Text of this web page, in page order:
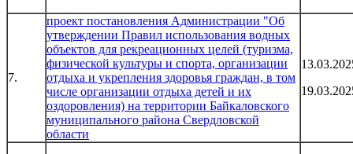
7.
проект постановления Администрации "Об
утверждении Правил использования водных
объектов для рекреационных целей (туризма,
физической культуры и спорта, организации
отдыха и укрепления здоровья граждан, в том
числе организации отдыха детей и их
оздоровления) на территории Байкаловского
муниципального района Свердловской
области